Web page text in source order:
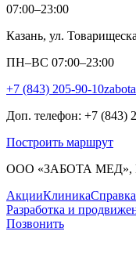
07:00–23:00
Казань, ул.
ПН–ВС 07:00–23:00
+7 (843) 205-90-10
Доп. телефон: +7 (843)
Построить маршрут
ООО «ЗАБОТА МЕД»,
АкцииКлиника
Разработка и
Позвонить